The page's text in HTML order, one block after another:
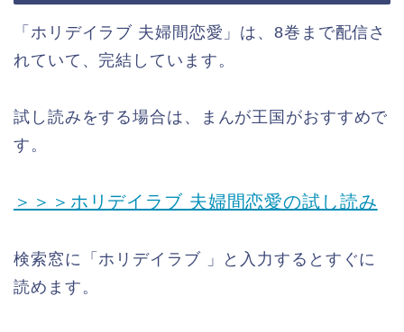
「ホリデイラブ 夫婦間恋愛」は、8巻まで配信さ
れていて、完結しています。
試し読みをする場合は、まんが王国がおすすめで
す。
＞＞＞ホリデイラブ 夫婦間恋愛の試し読み
検索窓に「ホリデイラブ 」と入力するとすぐに
読めます。